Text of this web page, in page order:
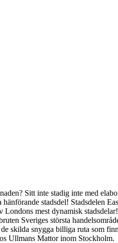
Sitt inte stadig inte med
stadsdel! Stadsdelen
mest dynamisk
Sveriges största
skilda snygga billiga ruta som
Ullmans Mattor inom Stockholm.